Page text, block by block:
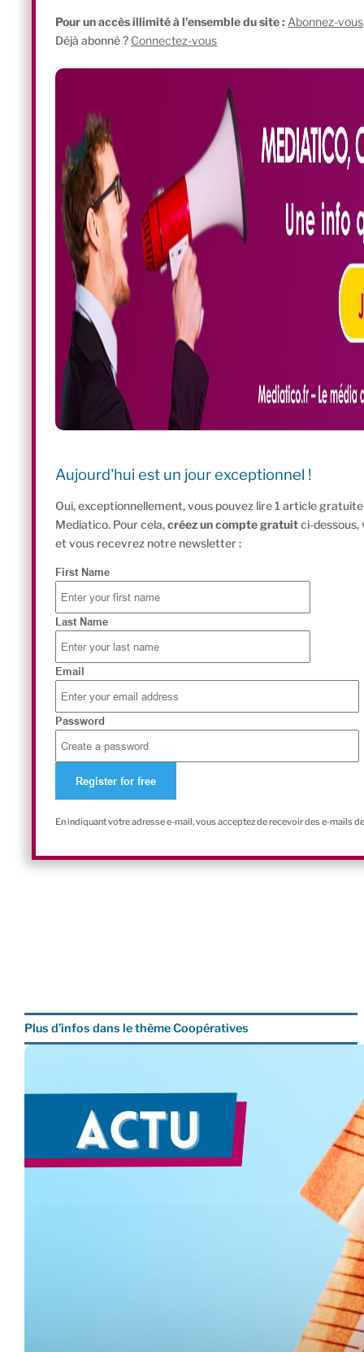
Pour un accès illimité à l'ensemble du site : Abonnez-vous
Déjà abonné ? Connectez-vous
Aujourd'hui est un jour exceptionnel !
Oui, exceptionnellement, vous pouvez lire 1 article
Mediatico. Pour cela,créez un compte gratuitci-dessous,
et vous recevrez notre newsletter :
First Name
Last Name
Email
Password
En indiquant votre adresse e-mail, vous acceptez de recevoir des e-mails
Plus d’infos dans le thème Coopératives